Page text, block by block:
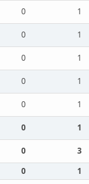
0
1
0
1
0
1
0
1
0
1
0
1
0
3
0
1